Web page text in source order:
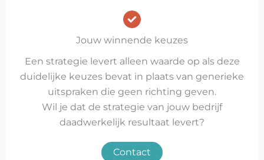
Jouw winnende keuzes
Een strategie levert alleen waarde op als deze
duidelijke keuzes bevat in plaats van generieke
uitspraken die geen richting geven.
Wil je dat de strategie van jouw bedrijf
daadwerkelijk resultaat levert?
Contact